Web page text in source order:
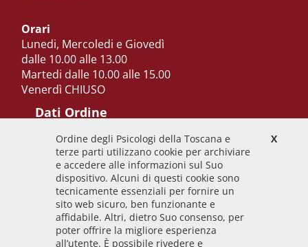
Orari
Lunedi, Mercoledi e Giovedì
dalle 10.00 alle 13.00
Martedi dalle 10.00 alle 15.00
Venerdì CHIUSO
Dati Ordine
Codice Fiscale
92009700458
Codice IPA
odpt_to
Linee guida
X
Ordine degli Psicologi della Toscana e
terze parti utilizzano cookie per archiviare
e accedere alle informazioni sul Suo
dispositivo. Alcuni di questi cookie sono
tecnicamente essenziali per fornire un
sito web sicuro, ben funzionante e
affidabile. Altri, dietro Suo consenso, per
poter offrire la migliore esperienza
all’utente. È possibile rivedere e